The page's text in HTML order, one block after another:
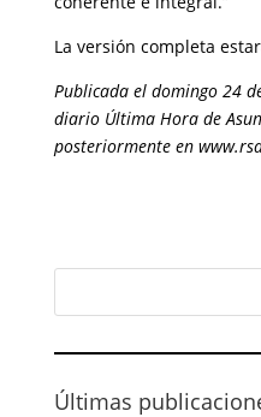
La versión completa
Publicada el domingo 24
diario Última Hora de
posteriormente en
Últimas